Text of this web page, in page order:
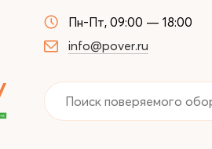
Пн-Пт, 09:00 — 18:00
info@pover.ru